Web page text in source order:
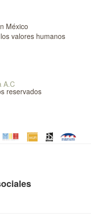
México
valores humanos
A.C
reservados